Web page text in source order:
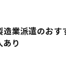
造業派遣のおす
あり